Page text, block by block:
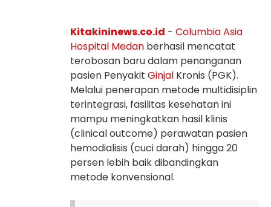
Kitakininews.co.id -Columbia Asia
Hospital Medan berhasil mencatat
terobosan baru dalam penanganan
pasien PenyakitGinjal Kronis (PGK).
Melalui penerapan metode multidisiplin
terintegrasi, fasilitas kesehatan ini
mampu meningkatkan hasil klinis
(clinical outcome) perawatan pasien
hemodialisis (cuci darah) hingga 20
persen lebih baik dibandingkan
metode konvensional.